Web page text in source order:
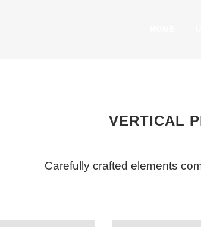
VERTICAL
Carefully crafted elements